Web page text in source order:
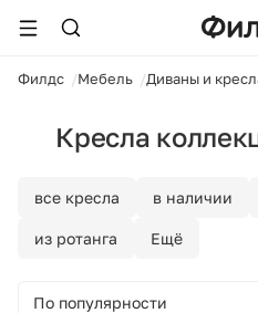
Филдс Мебель Диваны и
Кресла
все кресла в наличии
из ротанга Ещё
По популярности